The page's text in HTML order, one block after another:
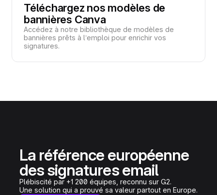
Téléchargez nos modèles de
bannières Canva
Accédez à notre bibliothèque de modèles de
bannières prêts à l’emploi pour enrichir vos
signatures.
La référence européenne
des signatures email
Plébiscité par +1 200 équipes, reconnu sur G2.
Une solution qui a prouvé sa valeur partout en Europe.